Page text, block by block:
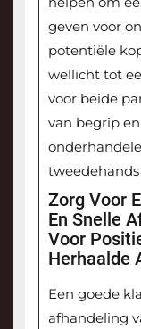
geven voor
potentiële
wellicht tot
voor beide
van begrip
Zorg Voor
En Snelle
Voor
Herhaalde
Een goede
afhandeling